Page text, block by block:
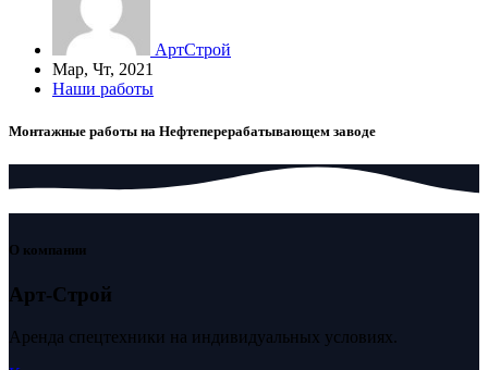
АртСтрой
Мар, Чт, 2021
Наши работы
Монтажные работы на Нефтеперерабатывающем заводе
О компании
Арт-Строй
Аренда спецтехники на индивидуальных условиях.